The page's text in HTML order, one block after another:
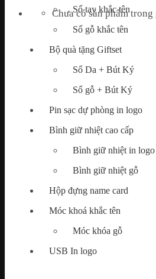
Chưa có sản phẩm trong
Sổ tay khắc tên
Sổ gỗ khắc tên
Bộ quà tặng Giftset
Sổ Da + Bút Ký
Sổ gỗ + Bút Ký
Pin sạc dự phòng in logo
Bình giữ nhiệt cao cấp
Bình giữ nhiệt in logo
Bình giữ nhiệt gỗ
Hộp đựng name card
Móc khoá khắc tên
Móc khóa gỗ
USB In logo